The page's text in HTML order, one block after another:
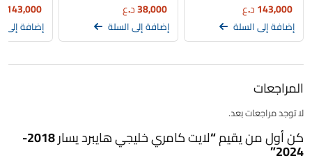
143,000د.ع
إضافة إلى السلة
38,000د.ع
إضافة إلى السلة
143,000
إضافة إلى
المراجعات
لا توجد مراجعات بعد.
كن أول من يقيم “لايت كامري خليجي هايبرد يسار 2018-
2024”